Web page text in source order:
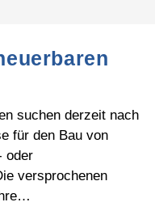
suchen derzeit nach
für den Bau von
oder
versprochenen